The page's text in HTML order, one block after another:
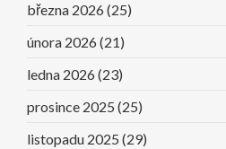
března 2026 (25)
února 2026 (21)
ledna 2026 (23)
prosince 2025 (25)
listopadu 2025 (29)